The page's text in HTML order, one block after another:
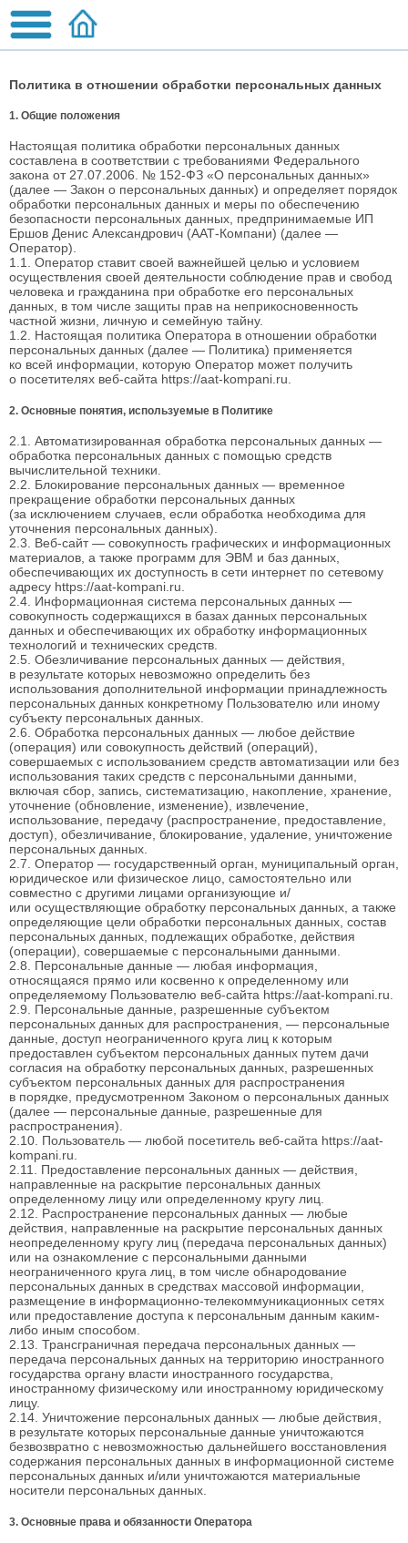
Политика в отношении обработки персональных данных
1. Общие положения
Настоящая политика обработки персональных данных
составлена в соответствии с требованиями Федерального
закона от 27.07.2006. № 152-ФЗ «О персональных данных»
(далее — Закон о персональных данных) и определяет порядок
обработки персональных данных и меры по обеспечению
безопасности персональных данных, предпринимаемые ИП
Ершов Денис Александрович (ААТ-Компани) (далее —
Оператор).
1.1. Оператор ставит своей важнейшей целью и условием
осуществления своей деятельности соблюдение прав и свобод
человека и гражданина при обработке его персональных
данных, в том числе защиты прав на неприкосновенность
частной жизни, личную и семейную тайну.
1.2. Настоящая политика Оператора в отношении обработки
персональных данных (далее — Политика) применяется
ко всей информации, которую Оператор может получить
о посетителях веб-сайта https://aat-kompani.ru.
2. Основные понятия, используемые в Политике
2.1. Автоматизированная обработка персональных данных —
обработка персональных данных с помощью средств
вычислительной техники.
2.2. Блокирование персональных данных — временное
прекращение обработки персональных данных
(за исключением случаев, если обработка необходима для
уточнения персональных данных).
2.3. Веб-сайт — совокупность графических и информационных
материалов, а также программ для ЭВМ и баз данных,
обеспечивающих их доступность в сети интернет по сетевому
адресу https://aat-kompani.ru.
2.4. Информационная система персональных данных —
совокупность содержащихся в базах данных персональных
данных и обеспечивающих их обработку информационных
технологий и технических средств.
2.5. Обезличивание персональных данных — действия,
в результате которых невозможно определить без
использования дополнительной информации принадлежность
персональных данных конкретному Пользователю или иному
субъекту персональных данных.
2.6. Обработка персональных данных — любое действие
(операция) или совокупность действий (операций),
совершаемых с использованием средств автоматизации или без
использования таких средств с персональными данными,
включая сбор, запись, систематизацию, накопление, хранение,
уточнение (обновление, изменение), извлечение,
использование, передачу (распространение, предоставление,
доступ), обезличивание, блокирование, удаление, уничтожение
персональных данных.
2.7. Оператор — государственный орган, муниципальный орган,
юридическое или физическое лицо, самостоятельно или
совместно с другими лицами организующие и/
или осуществляющие обработку персональных данных, а также
определяющие цели обработки персональных данных, состав
персональных данных, подлежащих обработке, действия
(операции), совершаемые с персональными данными.
2.8. Персональные данные — любая информация,
относящаяся прямо или косвенно к определенному или
определяемому Пользователю веб-сайта https://aat-kompani.ru.
2.9. Персональные данные, разрешенные субъектом
персональных данных для распространения, — персональные
данные, доступ неограниченного круга лиц к которым
предоставлен субъектом персональных данных путем дачи
согласия на обработку персональных данных, разрешенных
субъектом персональных данных для распространения
в порядке, предусмотренном Законом о персональных данных
(далее — персональные данные, разрешенные для
распространения).
2.10. Пользователь — любой посетитель веб-сайта https://aat-
kompani.ru.
2.11. Предоставление персональных данных — действия,
направленные на раскрытие персональных данных
определенному лицу или определенному кругу лиц.
2.12. Распространение персональных данных — любые
действия, направленные на раскрытие персональных данных
неопределенному кругу лиц (передача персональных данных)
или на ознакомление с персональными данными
неограниченного круга лиц, в том числе обнародование
персональных данных в средствах массовой информации,
размещение в информационно-телекоммуникационных сетях
или предоставление доступа к персональным данным каким-
либо иным способом.
2.13. Трансграничная передача персональных данных —
передача персональных данных на территорию иностранного
государства органу власти иностранного государства,
иностранному физическому или иностранному юридическому
лицу.
2.14. Уничтожение персональных данных — любые действия,
в результате которых персональные данные уничтожаются
безвозвратно с невозможностью дальнейшего восстановления
содержания персональных данных в информационной системе
персональных данных и/или уничтожаются материальные
носители персональных данных.
3. Основные права и обязанности Оператора